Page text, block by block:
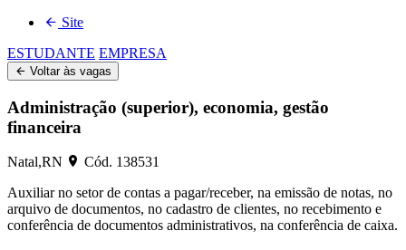
Site
ESTUDANTE EMPRESA
Voltar às vagas
Administração (superior), economia, gestão
financeira
Natal,RN
Cód. 138531
Auxiliar no setor de contas a pagar/receber, na emissão de notas, no
arquivo de documentos, no cadastro de clientes, no recebimento e
conferência de documentos administrativos, na conferência de caixa.